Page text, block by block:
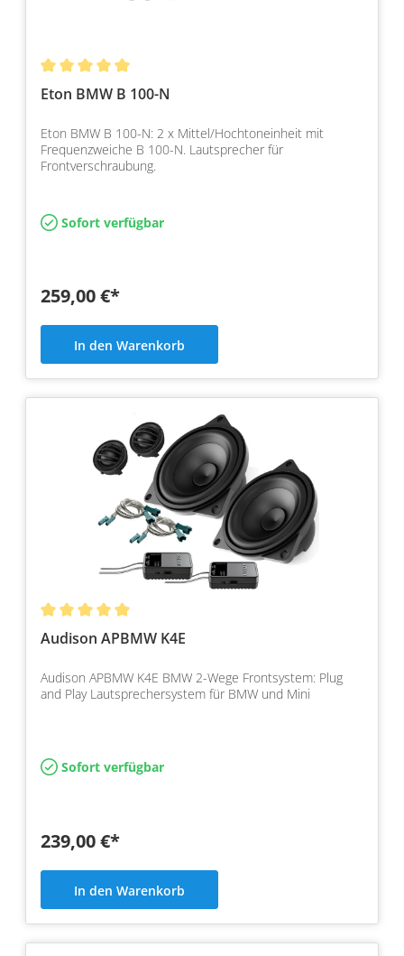
Eton BMW B 100-N
Eton BMW B 100-N: 2 x Mittel/Hochtoneinheit mit
Frequenzweiche B 100-N. Lautsprecher für
Frontverschraubung.
Sofort verfügbar
259,00 €*
In den Warenkorb
Audison APBMW K4E
Audison APBMW K4E BMW 2-Wege Frontsystem: Plug
and Play Lautsprechersystem für BMW und Mini
Sofort verfügbar
239,00 €*
In den Warenkorb